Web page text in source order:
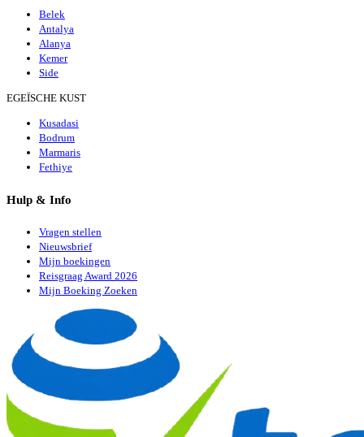
Belek
Antalya
Alanya
Kemer
Side
EGEÏSCHE KUST
Kusadasi
Bodrum
Marmaris
Fethiye
Hulp & Info
Vragen stellen
Nieuwsbrief
Mijn boekingen
Reisgraag Award 2026
Mijn Boeking Zoeken